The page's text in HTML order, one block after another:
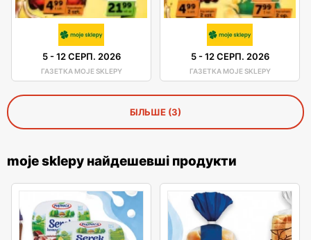
5-12 СЕРП. 2026
ГАЗЕТКА MOJE SKLEPY
5-12 СЕРП. 2026
ГАЗЕТКА MOJE SKLEPY
БІЛЬШЕ (3)
moje sklepy найдешевші продукти